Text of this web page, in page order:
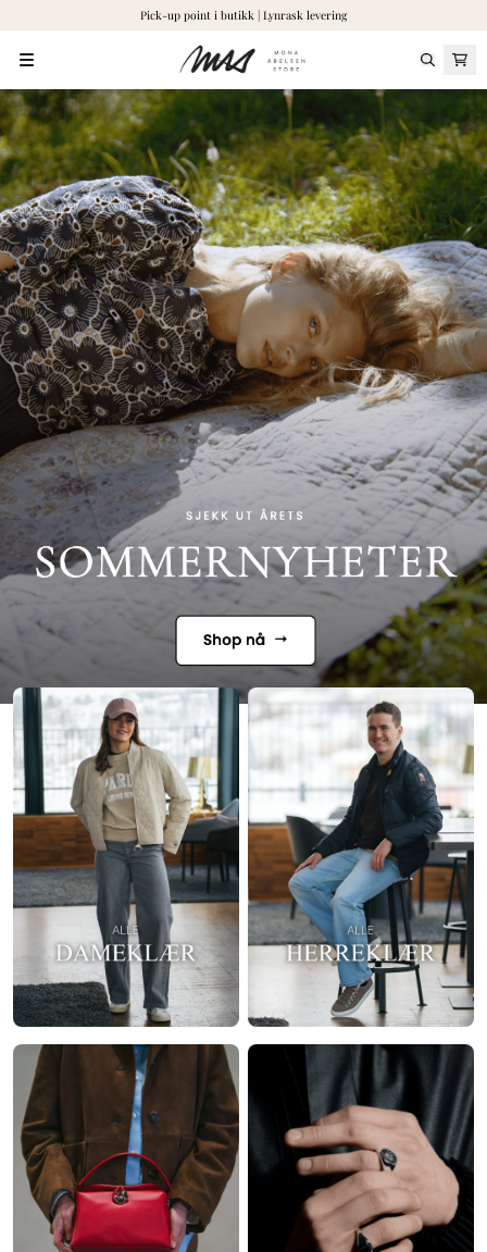
Pick-up point i butikk | Lynrask levering